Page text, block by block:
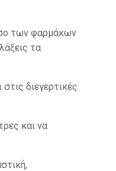
των φαρμάκων
τα
διεγερτικές
και να